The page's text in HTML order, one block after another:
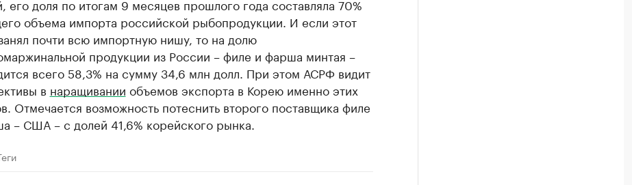
его доля по итогам 9 месяцев прошлого года составляла 70%
объема импорта российской рыбопродукции. И если этот
почти всю импортную нишу, то на долю
продукции из России – филе и фарша минтая –
всего 58,3% на сумму 34,6 млн долл. При этом АСРФ видит
в наращивании объемов экспорта в Корею именно этих
Отмечается возможность потеснить второго поставщика филе
– США – с долей 41,6% корейского рынка.